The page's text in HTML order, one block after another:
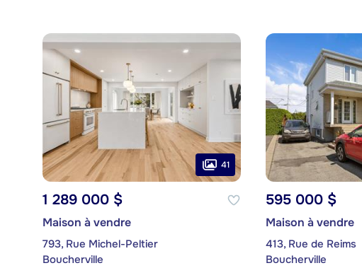
41
1 289 000 $
Maison à vendre
793, Rue Michel-Peltier
Boucherville
595 000 $
Maison à vendre
413, Rue de Reims
Boucherville